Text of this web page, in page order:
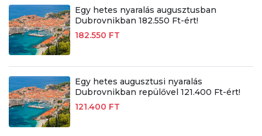
Egy hetes nyaralás augusztusban
Dubrovnikban 182.550 Ft-ért!
182.550 FT
Egy hetes augusztusi nyaralás
Dubrovnikban repülővel 121.400 Ft-ért!
121.400 FT